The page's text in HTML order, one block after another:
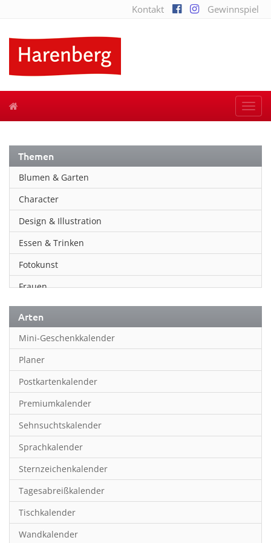
Kontakt Gewinnspiel
Themen
Blumen & Garten
Character
Design & Illustration
Essen & Trinken
Fotokunst
Frauen
Fußball
Geschichte
Humor & Cartoon
Inspiration & Entspannung
Inspiration & Spiritualität
Kinderkalender
Kunst
Länder & Städte
Landschaft & Natur
Lifestyle
Literatur
Arten
Mini-Geschenkkalender
Planer
Postkartenkalender
Premiumkalender
Sehnsuchtskalender
Sprachkalender
Sternzeichenkalender
Tagesabreißkalender
Tischkalender
Wandkalender